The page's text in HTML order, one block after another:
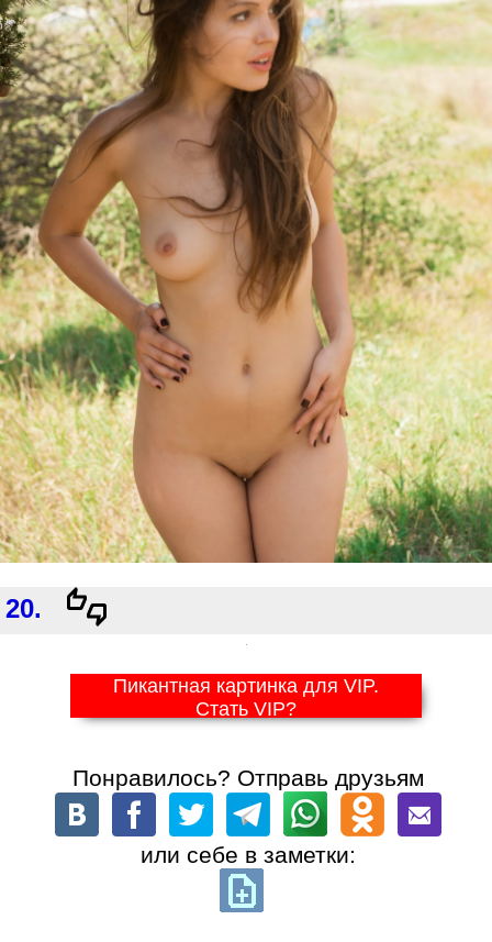
20.
Пикантная картинка для VIP.
Стать VIP?
Понравилось? Отправь друзьям
или себе в заметки: